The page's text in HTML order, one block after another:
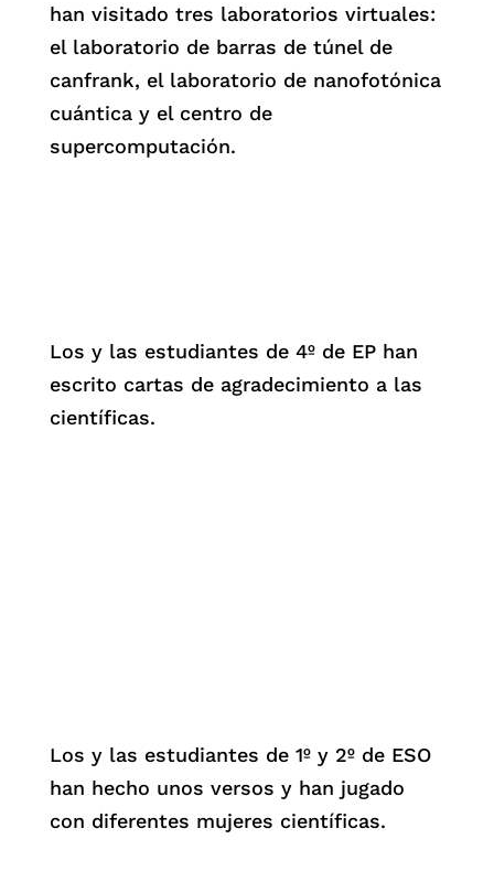
han visitado tres laboratorios virtuales:
el laboratorio de barras de túnel de
canfrank, el laboratorio de nanofotónica
cuántica y el centro de
supercomputación.
Los y las estudiantes de 4º de EP han
escrito cartas de agradecimiento a las
científicas.
Los y las estudiantes de 1º y 2º de ESO
han hecho unos versos y han jugado
con diferentes mujeres científicas.